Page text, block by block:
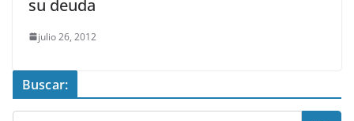
su deuda
julio 26, 2012
Buscar: